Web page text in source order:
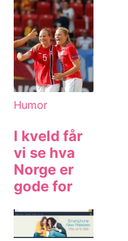
Humor
I kveld får
vi se hva
Norge er
gode for